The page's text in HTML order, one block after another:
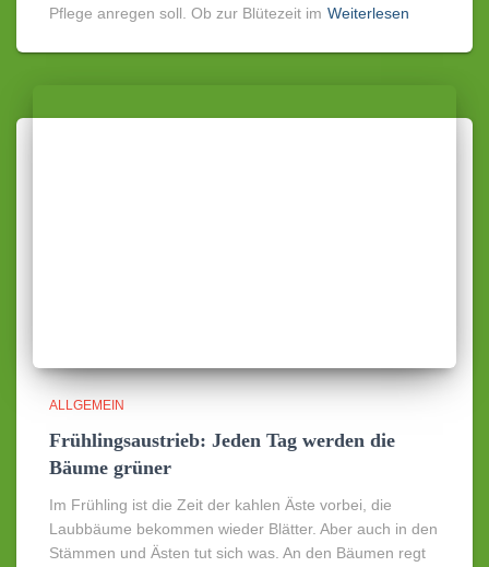
Pflege anregen soll. Ob zur Blütezeit im Weiterlesen
ALLGEMEIN
Frühlingsaustrieb: Jeden Tag werden die
Bäume grüner
Im Frühling ist die Zeit der kahlen Äste vorbei, die
Laubbäume bekommen wieder Blätter. Aber auch in den
Stämmen und Ästen tut sich was. An den Bäumen regt